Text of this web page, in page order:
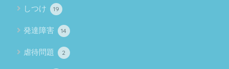
しつけ 19
発達障害 14
虐待問題 2